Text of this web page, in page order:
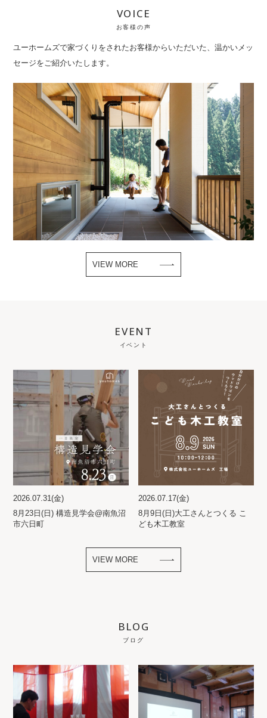
VOICE
お客様の声
ユーホームズで家づくりをされたお客様からいただいた、温かいメッ
セージをご紹介いたします。
VIEW MORE
EVENT
イベント
2026.07.31(金)
8月23日(日) 構造見学会@南魚沼
市六日町
2026.07.17(金)
8月9日(日)大工さんとつくる こ
ども木工教室
VIEW MORE
BLOG
ブログ